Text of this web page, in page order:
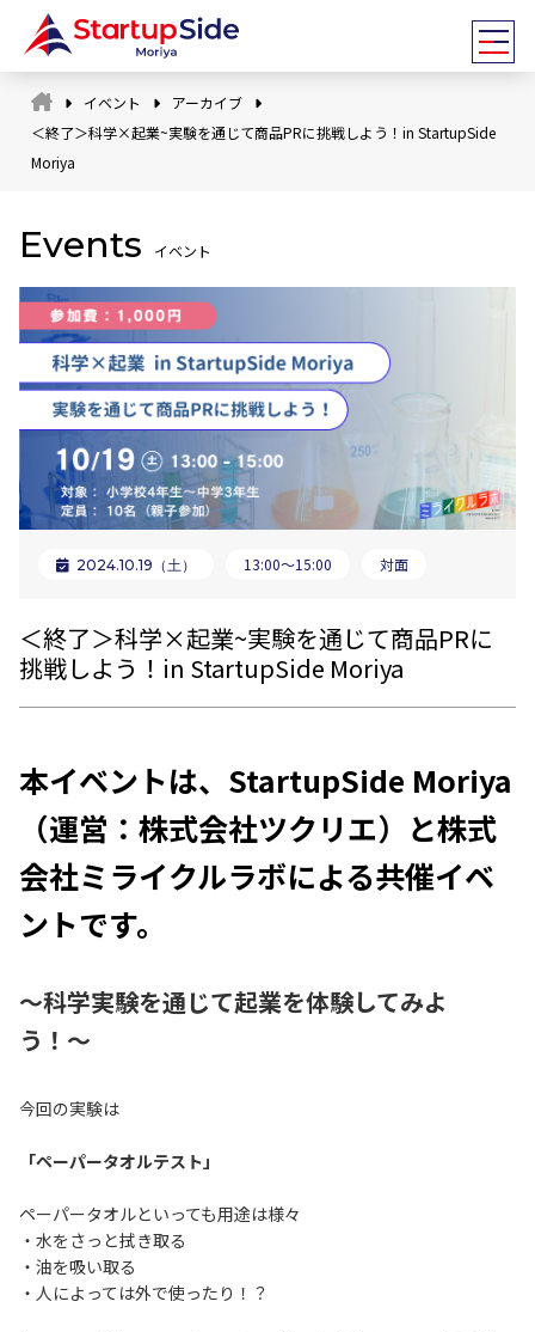
スタッフ
アドバイザー
全国ネットワーク
イベント
アーカイブ
＜終了＞科学×起業~実験を通じて商品PRに挑戦しよう！in StartupSide
Moriya
Events イベント
2024.10.19（土） 13:00〜15:00 対面
＜終了＞科学×起業~実験を通じて商品PRに
挑戦しよう！in StartupSide Moriya
本イベントは、StartupSide Moriya
（運営：株式会社ツクリエ）と株式
会社ミライクルラボによる共催イベ
ントです。
〜科学実験を通じて起業を体験してみよ
う！〜
今回の実験は
「ペーパータオルテスト」
ペーパータオルといっても用途は様々
・水をさっと拭き取る
・油を吸い取る
・人によっては外で使ったり！？